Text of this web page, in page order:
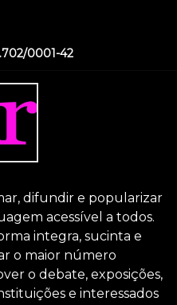
0001-42
difundir e popularizar
acessível a todos.
integra, sucinta e
o maior número
o debate, exposições,
e interessados